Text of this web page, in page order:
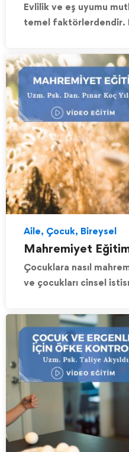
Evlilik ve eş uyumu
temel faktörlerdendir.
Aile, Çocuk, Bireysel
Mahremiyet
Çocuklara nasıl
ve çocukları cinsel